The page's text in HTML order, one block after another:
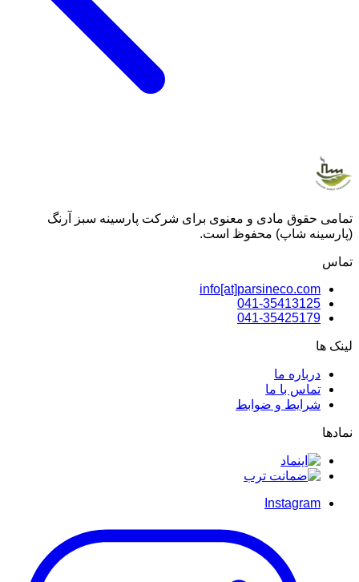
تمامی حقوق مادی و معنوی برای شرکت پارسینه سبز آرنگ
(پارسینه شاپ) محفوظ است.
تماس
info[at]parsineco.com
041-35413125
041-35425179
لینک ها
درباره ما
تماس با ما
شرایط و ضوابط
نمادها
Instagram